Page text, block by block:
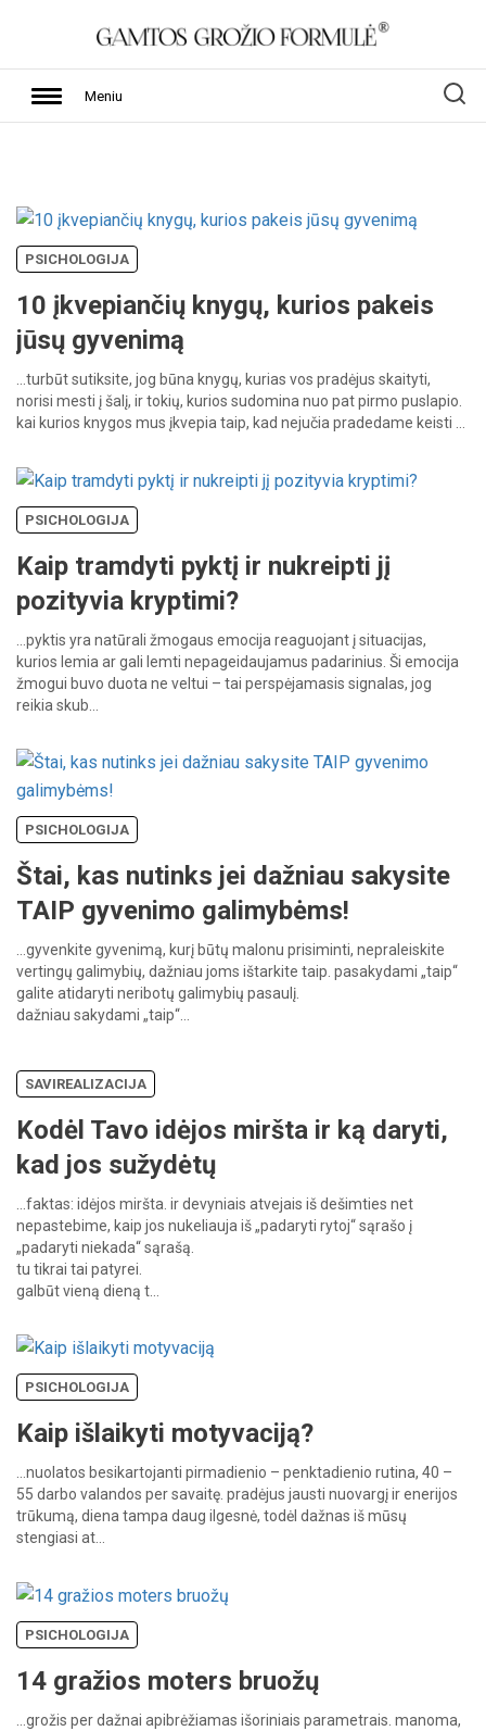
Meniu
PSICHOLOGIJA
10 įkvepiančių knygų, kurios pakeis
jūsų gyvenimą
…turbūtsutiksite, jog būna knygų, kurias vos pradėjus skaityti,
norisi mesti įšalį, irtokių, kurios sudomina nuo patpirmo puslapio.
kai kurios knygos mus įkvepia taip, kad nejučia pradedame keisti
PSICHOLOGIJA
Kaip tramdyti pyktį ir nukreipti jį
pozityvia kryptimi?
…pyktis yra natūrali žmogaus emocija reaguojant įsituacijas,
kurios lemia argali lemti nepageidaujamus padarinius. Ši emocija
žmogui buvo duota ne veltui – tai perspėjamasis signalas, jog
reikia skub…
PSICHOLOGIJA
Štai, kas nutinks jei dažniau sakysite
TAIP gyvenimo galimybėms!
…gyvenkite gyvenimą, kurįbūtų malonu prisiminti, nepraleiskite
vertingų galimybių, dažniau joms ištarkite taip. pasakydami „taip“
galite atidaryti neribotų galimybių pasaulį.
dažniau sakydami „taip“…
SAVIREALIZACIJA
Kodėl Tavo idėjos miršta ir ką daryti,
kad jos sužydėtų
…faktas: idėjos miršta. irdevyniais atvejais išdešimties net
nepastebime, kaip jos nukeliauja iš„padaryti rytoj“sąrašo į
„padaryti niekada“sąrašą.
tu tikrai tai patyrei.
galbūtvieną dieną t…
PSICHOLOGIJA
Kaip išlaikyti motyvaciją?
…nuolatos besikartojanti pirmadienio – penktadienio rutina, 40 –
55 darbo valandos persavaitę. pradėjus jausti nuovargįirenerijos
trūkumą, dienatampadaug ilgesnė, todėl dažnas išmūsų
stengiasi at…
PSICHOLOGIJA
14 gražios moters bruožų
…grožis perdažnai apibrėžiamas išoriniais parametrais. manoma,